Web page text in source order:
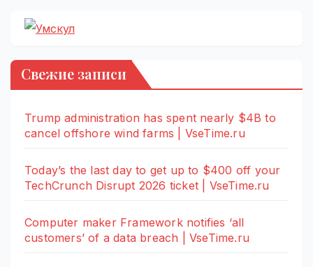
Свежие записи
Trump administration has spent nearly $4B to
cancel offshore wind farms | VseTime.ru
Today’s the last day to get up to $400 off your
TechCrunch Disrupt 2026 ticket | VseTime.ru
Computer maker Framework notifies ‘all
customers’ of a data breach | VseTime.ru